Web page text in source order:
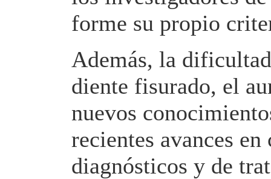
forme su propio
Además, la
diente fisurado, el
nuevos
recientes avances
diagnósticos y de